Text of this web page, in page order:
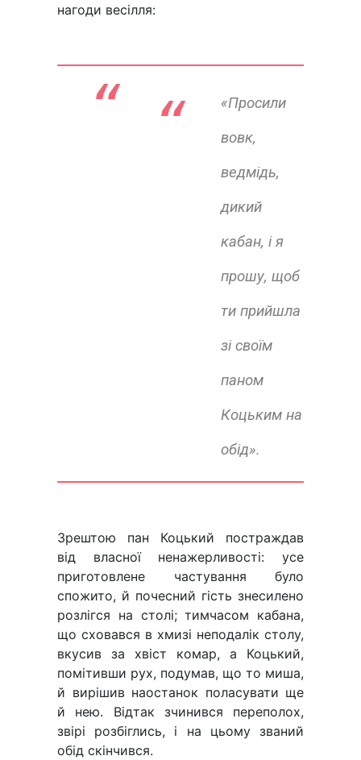
нагоди весілля:
“
«Просили
вовк,
ведмідь,
дикий
кабан, і я
прошу, щоб
ти прийшла
зі своїм
паном
Коцьким на
обід».
Зрештою пан Коцький постраждав
від власної ненажерливості: усе
приготовлене частування було
спожито, й почесний гість знесилено
розлігся на столі; тимчасом кабана,
що сховався в хмизі неподалік столу,
вкусив за хвіст комар, а Коцький,
помітивши рух, подумав, що то миша,
й вирішив наостанок поласувати ще
й нею. Відтак зчинився переполох,
звірі розбіглись, і на цьому званий
обід скінчився.